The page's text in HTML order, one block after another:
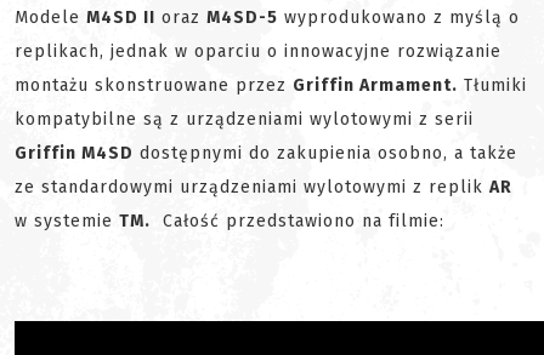
Modele M4SD II oraz M4SD-5 wyprodukowano z myślą o
replikach, jednak w oparciu o innowacyjne rozwiązanie
montażu skonstruowane przez Griffin Armament. Tłumiki
kompatybilne są z urządzeniami wylotowymi z serii
Griffin M4SD dostępnymi do zakupienia osobno, a także
ze standardowymi urządzeniami wylotowymi z replik AR
w systemie TM. Całość przedstawiono na filmie: